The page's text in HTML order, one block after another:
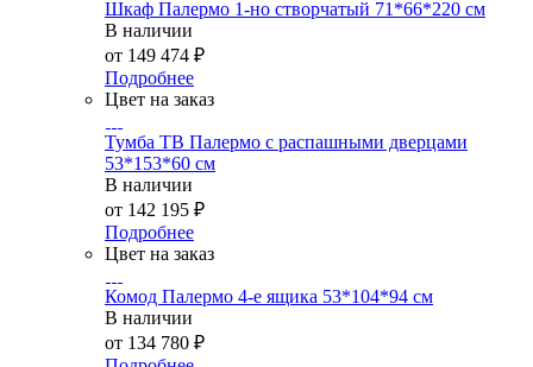
Шкаф Палермо 1-но створчатый 71*66*220 см
В наличии
от 149 474 ₽
Подробнее
Цвет на заказ
Тумба ТВ Палермо с распашными дверцами
53*153*60 см
В наличии
от 142 195 ₽
Подробнее
Цвет на заказ
Комод Палермо 4-е ящика 53*104*94 см
В наличии
от 134 780 ₽